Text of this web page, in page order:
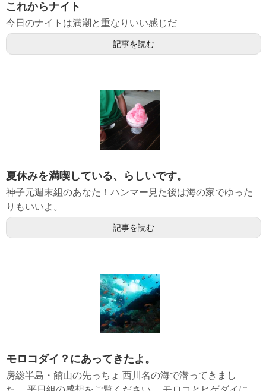
これからナイト
今日のナイトは満潮と重なりいい感じだ
記事を読む
夏休みを満喫している、らしいです。
神子元週末組のあなた！ハンマー見た後は海の家でゆった
りもいいよ。
記事を読む
モロコダイ？にあってきたよ。
房総半島・館山の先っちょ 西川名の海で潜ってきまし